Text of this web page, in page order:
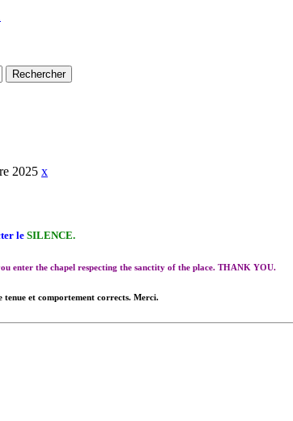
2025 x
le SILENCE.
enter the chapel respecting the sanctity of the place. THANK YOU.
tenue et comportement corrects. Merci.